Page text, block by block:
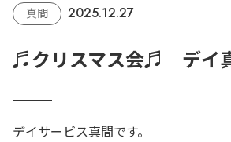
真間 2025.12.27
♬クリスマス会♬ デイ
デイサービス真間です。